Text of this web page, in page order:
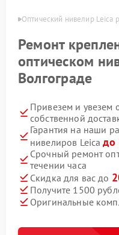
Оптический нивелир Leica
Ремонт
оптическом
Волгограде
Привезем и увезем
собственной
Гарантия на наши
нивелиров Leicaдо
Срочный ремонт
течении часа
Скидка для вас до
Получите 1500
Оригинальные